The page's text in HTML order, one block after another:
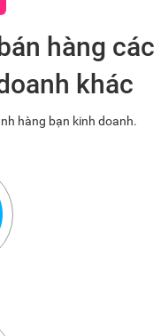
hàng các
khác
hàng bạn kinh doanh.